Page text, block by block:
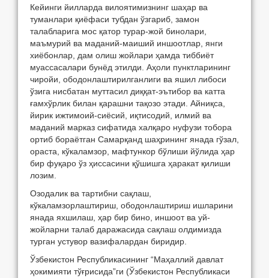
Кейинги йилларда вилоятимизнинг шаҳар ва
туманлари қиёфаси тубдан ўзгариб, замон
талабларига мос қатор турар-жой бинолари,
маъмурий ва маданий-маиший иншоотлар, янги
хиёбонлар, дам олиш жойлари ҳамда тиббиёт
муассасалари бунёд этилди. Аҳоли пунктларининг
чиройи, ободонлаштирилганлиги ва яшил либоси
ўзига нисбатан муттасил диққат-эътибор ва катта
ғамхўрлик билан қарашни тақозо этади. Айниқса,
йирик ижтимоий-сиёсий, иқтисодий, илмий ва
маданий марказ сифатида халқаро нуфузи тобора
ортиб бораётган Самарқанд шаҳрининг янада гўзал,
ораста, кўкаламзор, мафтункор бўлиши йўлида ҳар
бир фуқаро ўз ҳиссасини қўшишга ҳаракат қилиши
лозим.
Озодалик ва тартибни сақлаш,
кўкаламзорлаштириш, ободонлаштириш ишларини
янада яхшилаш, ҳар бир бино, иншоот ва уй-
жойларни талаб даражасида сақлаш олдимизда
турган устувор вазифалардан биридир.
Ўзбекистон Республикасининг “Маҳаллий давлат
ҳокимияти тўғрисида”ги (Ўзбекистон Республикаси